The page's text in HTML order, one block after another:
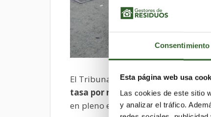
Consentimiento
Esta página web usa
Las cookies de este sitio
y analizar el tráfico.
El Tribunal Superior de Justicia de
tasa por recogida y tratamiento
en pleno el día 30 de diciembre de